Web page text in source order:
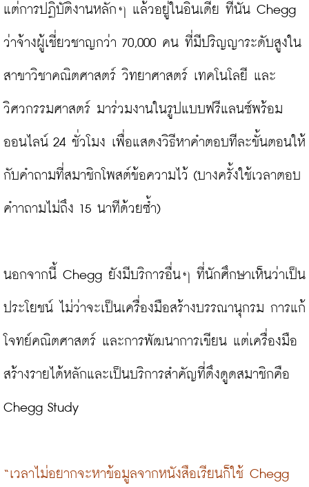
แต่การปฏิบัติงานหลักๆ แล้วอยู่ในอินเดีย ที่นั่น Chegg
ว่าจ้างผู้เชี่ยวชาญกว่า 70,000 คน ที่มีปริญญาระดับสูงใน
สาขาวิชาคณิตศาสตร์ วิทยาศาสตร์ เทคโนโลยี และ
วิศวกรรมศาสตร์ มาร่วมงานในรูปแบบฟรีแลนซ์พร้อม
ออนไลน์ 24 ชั่วโมง เพื่อแสดงวิธีหาคำตอบทีละขั้นตอนให้
กับคำถามที่สมาชิกโพสต์ข้อความไว้ (บางครั้งใช้เวลาตอบ
คำาถามไม่ถึง 15 นาทีด้วยซ้ำ)
นอกจากนี้ Chegg ยังมีบริการอื่นๆ ที่นักศึกษาเห็นว่าเป็น
ประโยชน์ ไม่ว่าจะเป็นเครื่องมือสร้างบรรณานุกรม การแก้
โจทย์คณิตศาสตร์ และการพัฒนาการเขียน แต่เครื่องมือ
สร้างรายได้หลักและเป็นบริการสำคัญที่ดึงดูดสมาชิกคือ
Chegg Study
“เวลาไม่อยากจะหาข้อมูลจากหนังสือเรียนก็ใช้ Chegg